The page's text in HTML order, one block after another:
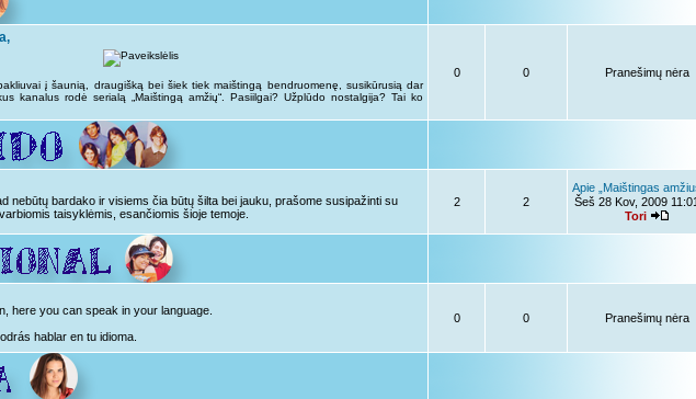
į šaunią, draugišką bei šiek tiek maištingą bendruomenę, susikūrusią dar
kanalus rodė serialą „Maištingą amžių“. Pasiilgai? Užplūdo nostalgija? Tai ko
0 0 Pranešimų nėra
nebūtų bardako ir visiems čia būtų šilta bei jauku, prašome susipažinti su
taisyklėmis, esančiomis šioje temoje.
2 2
Apie „Maištingas
Šeš 28 Kov, 2009
Tori
here you can speak in your language.
hablar en tu idioma.
0 0 Pranešimų nėra